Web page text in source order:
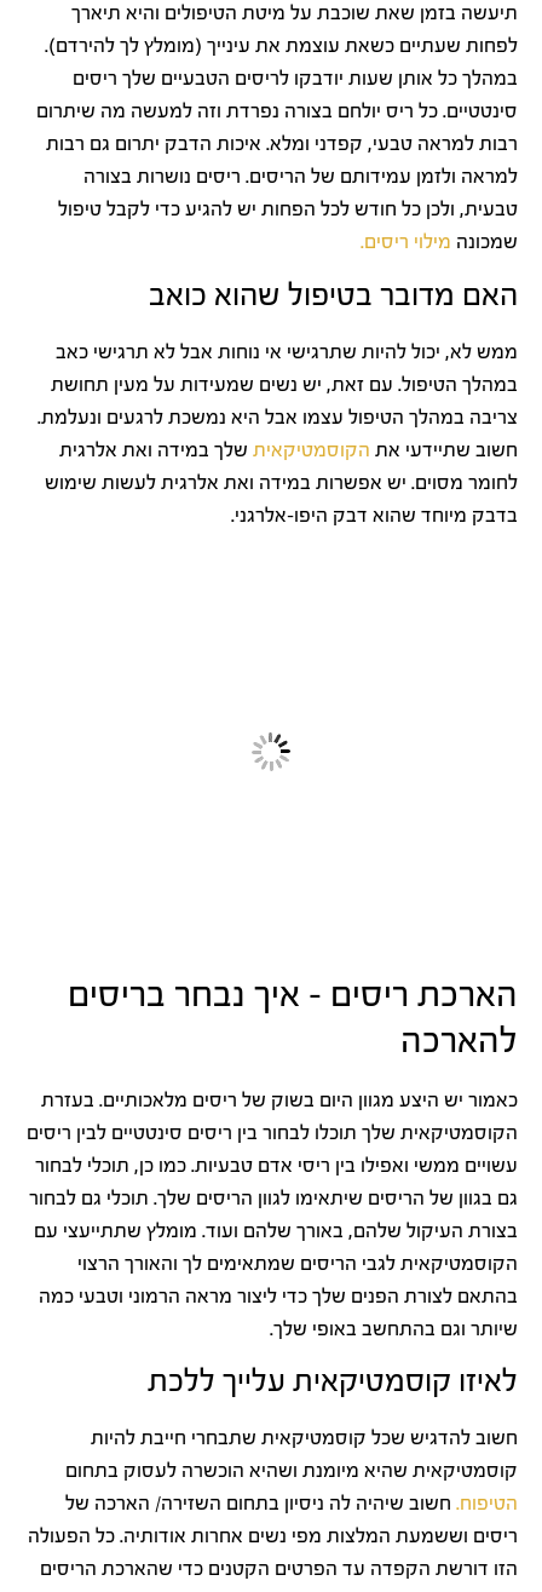
תיעשה בזמן שאת שוכבת על מיטת הטיפולים והיא תיארך
לפחות שעתיים כשאת עוצמת את עינייך (מומלץ לך להירדם).
במהלך כל אותן שעות יודבקו לריסים הטבעיים שלך ריסים
סינטטיים. כל ריס יולחם בצורה נפרדת וזה למעשה מה שיתרום
רבות למראה טבעי, קפדני ומלא. איכות הדבק יתרום גם רבות
למראה ולזמן עמידותם של הריסים. ריסים נושרות בצורה
טבעית, ולכן כל חודש לכל הפחות יש להגיע כדי לקבל טיפול
שמכונה מילוי ריסים.
האם מדובר בטיפול שהוא כואב
ממש לא, יכול להיות שתרגישי אי נוחות אבל לא תרגישי כאב
במהלך הטיפול. עם זאת, יש נשים שמעידות על מעין תחושת
צריבה במהלך הטיפול עצמו אבל היא נמשכת לרגעים ונעלמת.
חשוב שתיידעי את הקוסמטיקאית שלך במידה ואת אלרגית
לחומר מסוים. יש אפשרות במידה ואת אלרגית לעשות שימוש
בדבק מיוחד שהוא דבק היפו-אלרגני.
הארכת ריסים – איך נבחר בריסים
להארכה
כאמור יש היצע מגוון היום בשוק של ריסים מלאכותיים. בעזרת
הקוסמטיקאית שלך תוכלו לבחור בין ריסים סינטטיים לבין ריסים
עשויים ממשי ואפילו בין ריסי אדם טבעיות. כמו כן, תוכלי לבחור
גם בגוון של הריסים שיתאימו לגוון הריסים שלך. תוכלי גם לבחור
בצורת העיקול שלהם, באורך שלהם ועוד. מומלץ שתתייעצי עם
הקוסמטיקאית לגבי הריסים שמתאימים לך והאורך הרצוי
בהתאם לצורת הפנים שלך כדי ליצור מראה הרמוני וטבעי כמה
שיותר וגם בהתחשב באופי שלך.
לאיזו קוסמטיקאית עלייך ללכת
חשוב להדגיש שכל קוסמטיקאית שתבחרי חייבת להיות
קוסמטיקאית שהיא מיומנת ושהיא הוכשרה לעסוק בתחום
הטיפוח. חשוב שיהיה לה ניסיון בתחום השזירה/ הארכה של
ריסים וששמעת המלצות מפי נשים אחרות אודותיה. כל הפעולה
הזו דורשת הקפדה עד הפרטים הקטנים כדי שהארכת הריסים